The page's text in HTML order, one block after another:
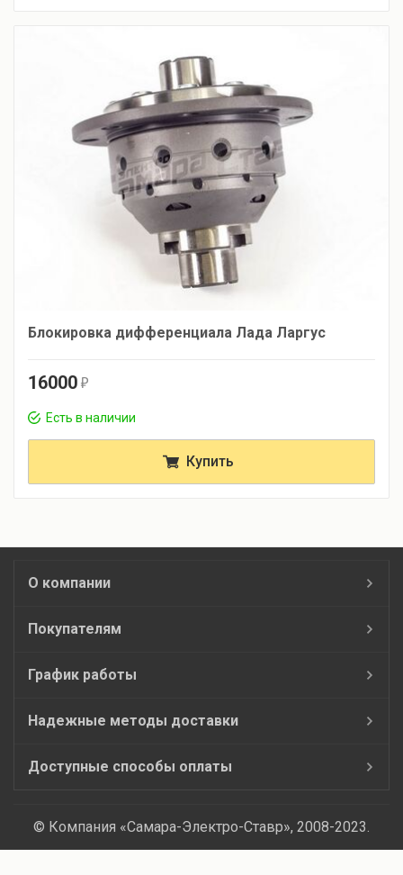
Блокировка дифференциала Лада Ларгус
16000 r
Есть в наличии
Купить
О компании
Покупателям
График работы
Надежные методы доставки
Доступные способы оплаты
© Компания «Самара-Электро-Ставр», 2008-2023.